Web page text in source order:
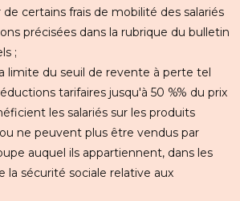
certains frais de mobilité des salariés
précisées dans la rubrique du bulletin
;
limite du seuil de revente à perte tel
tarifaires jusqu'à 50 %% du prix
les salariés sur les produits
ne peuvent plus être vendus par
auquel ils appartiennent, dans les
la sécurité sociale relative aux